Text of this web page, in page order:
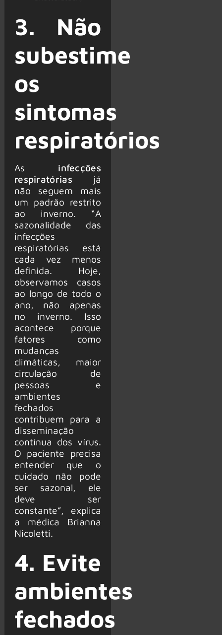
3. Não
subestime
os
sintomas
respiratórios
As infecções
respiratórias já
não seguem mais
um padrão restrito
ao inverno. “A
sazonalidade das
infecções
respiratórias está
cada vez menos
definida. Hoje,
observamos casos
ao longo de todo o
ano, não apenas
no inverno. Isso
acontece porque
fatores como
mudanças
climáticas, maior
circulação de
pessoas e
ambientes
fechados
contribuem para a
disseminação
contínua dos vírus.
O paciente precisa
entender que o
cuidado não pode
ser sazonal, ele
deve ser
constante”, explica
a médica Brianna
Nicoletti.
4. Evite
ambientes
fechados